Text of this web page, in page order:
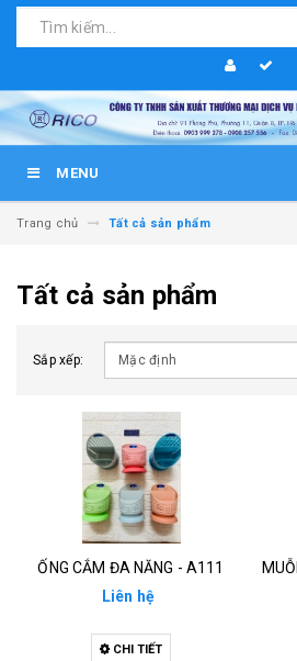
MENU
Trang chủ Tất cả sản phẩm
Tất cả sản phẩm
Sắp xếp:
ỐNG CẮM ĐA NĂNG - A111
Liên hệ
CHI TIẾT